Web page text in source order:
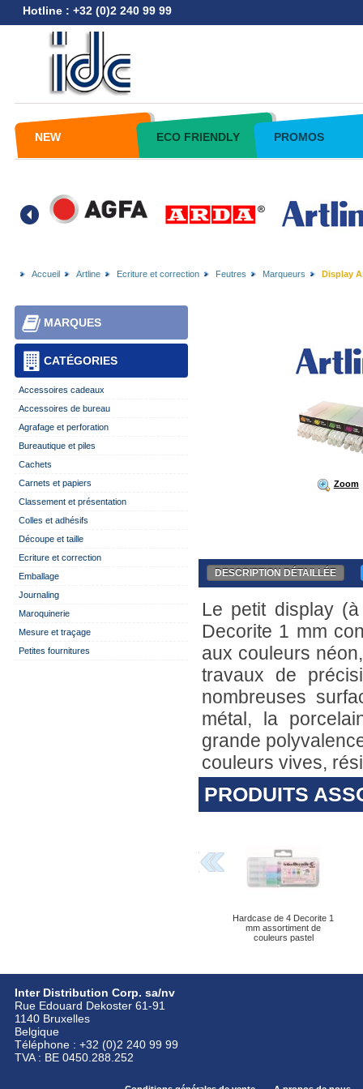
Hotline : +32 (0)2 240 99 99
NEW ECO FRIENDLY PROMOS
Accueil Artline Ecriture et correction Feutres Marqueurs Display
CATÉGORIES
MARQUES
Accessoires cadeaux
Accessoires de bureau
Agrafage et perforation
Bureautique et piles
Cachets
Carnets et papiers
Classement et présentation
Colles et adhésifs
Découpe et taille
Ecriture et correction
Emballage
Journaling
Maroquinerie
Mesure et traçage
Petites fournitures
Zoom
DESCRIPTION DÉTAILLÉE
Le petit display
Decorite 1 mm
aux couleurs
travaux de
nombreuses
métal, la
grande
couleurs vives,
PRODUITS
Hardcase de 4 Decorite 1
mm assortiment de
couleurs pastel
Inter Distribution Corp. sa/nv
Rue Edouard Dekoster 61-91
1140 Bruxelles
Belgique
Téléphone : +32 (0)2 240 99 99
TVA : BE 0450.288.252